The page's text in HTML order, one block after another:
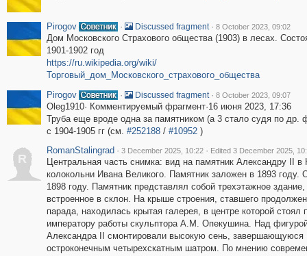
Pirogov · Discussed fragment · 8 October 2023, 09:02
Дом Московского Страхового общества (1903) в лесах.
1901-1902 год
https://ru.wikipedia.org/wiki/
Торговый_дом_Московского_страхового_общества
Pirogov
· Discussed fragment · 8 October 2023, 09:07
Oleg1910· Комментируемый фрагмент·16 июня 2023, 17:36
Труба еще вроде одна за памятником (а 3 стало судя по др.
с 1904-1905 гг (см. #252188/ #10952)
R
RomanStalingrad · 3 December 2025, 10:22 · Edited 3 December 2025,
Центральная часть снимка: вид на памятник Александру II в
колокольни Ивана Великого. Памятник заложен в 1893 году.
1898 году. Памятник представлял собой трехэтажное здание,
встроенное в склон. На крыше строения, ставшего
парада, находилась крытая галерея, в центре которой стоял
императору работы скульптора А.М. Опекушина. Над
Александра II смонтировали высокую сень, завершающуюся
остроконечным четырехскатным шатром. По мнению